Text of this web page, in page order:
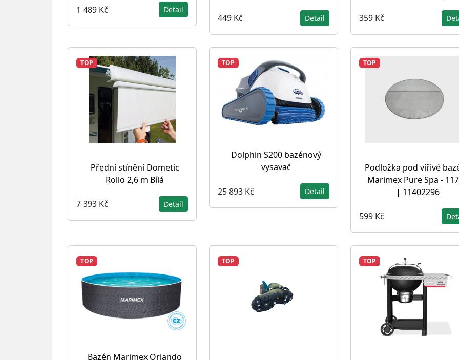
1 489 Kč Detail
449 Kč Detail 359 Kč
TOP
Přední stínění Dometic
Rollo 2,6 m Bílá
7 393 Kč Detail
TOP
Dolphin S200 bazénový
vysavač
25 893 Kč Detail
TOP
Podložka pod vířivé
Marimex Pure Spa -
| 11402296
599 Kč
TOP
Bazén Marimex Orlando
TOP TOP